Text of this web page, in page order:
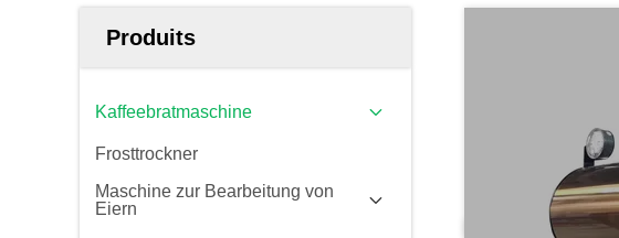
Produits
Kaffeebratmaschine
Frosttrockner
Maschine zur Bearbeitung von
Eiern